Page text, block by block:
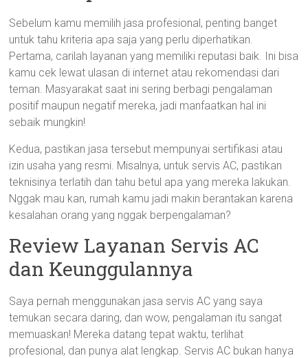
Sebelum kamu memilih jasa profesional, penting banget
untuk tahu kriteria apa saja yang perlu diperhatikan.
Pertama, carilah layanan yang memiliki reputasi baik. Ini bisa
kamu cek lewat ulasan di internet atau rekomendasi dari
teman. Masyarakat saat ini sering berbagi pengalaman
positif maupun negatif mereka, jadi manfaatkan hal ini
sebaik mungkin!
Kedua, pastikan jasa tersebut mempunyai sertifikasi atau
izin usaha yang resmi. Misalnya, untuk servis AC, pastikan
teknisinya terlatih dan tahu betul apa yang mereka lakukan.
Nggak mau kan, rumah kamu jadi makin berantakan karena
kesalahan orang yang nggak berpengalaman?
Review Layanan Servis AC
dan Keunggulannya
Saya pernah menggunakan jasa servis AC yang saya
temukan secara daring, dan wow, pengalaman itu sangat
memuaskan! Mereka datang tepat waktu, terlihat
profesional, dan punya alat lengkap. Servis AC bukan hanya